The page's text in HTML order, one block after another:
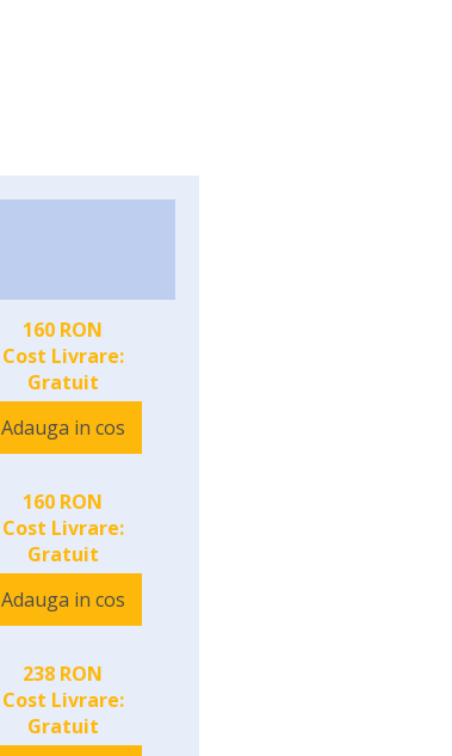
160 RON
Cost Livrare:
Gratuit
Adauga in cos
160 RON
Cost Livrare:
Gratuit
Adauga in cos
238 RON
Cost Livrare:
Gratuit